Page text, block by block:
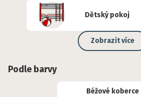
Dětský pokoj
Zobrazit více
Podle barvy
Béžové koberce